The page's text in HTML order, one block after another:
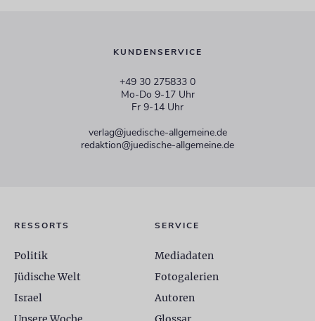
KUNDENSERVICE
+49 30 275833 0
Mo-Do 9-17 Uhr
Fr 9-14 Uhr
verlag@juedische-allgemeine.de
redaktion@juedische-allgemeine.de
RESSORTS
Politik
Jüdische Welt
Israel
SERVICE
Mediadaten
Fotogalerien
Autoren